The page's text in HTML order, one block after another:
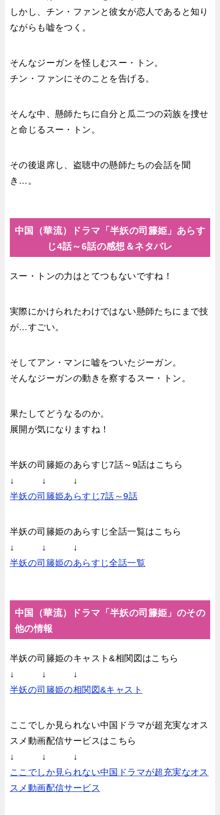
しかし、チン・ファンと彼女が恋人であると知り
ながらも嘘をつく。
そんなジーガンを怪しむスー・トン。
チン・ファンにそのことを告げる。
そんな中、懸師たちに自分と瓜二つの苅族を捜せ
と命じるスー・トン。
その後退席し、盗聴中の懸師たちの会話を聞
き…。
中国（華流）ドラマ「半妖の司籐姫」あらす
じ4話～6話の感想＆ネタバレ
スー・トンの力はとてつもないですね！
実際にかけられたわけではない懸師たちにまで技
が…すごい。
そしてアン・マンに嘘をついたジーガン。
そんなジーガンの動きを察するスー・トン。
果たしてどうなるのか。
展開が気になりますね！
半妖の司籐姫のあらすじ7話～9話はこちら
↓ ↓ ↓
半妖の司籐姫あらすじ7話～9話
半妖の司籐姫のあらすじ全話一覧はこちら
↓ ↓ ↓
半妖の司籐姫のあらすじ全話一覧
中国（華流）ドラマ「半妖の司籐姫」のその
他の情報
半妖の司籐姫のキャスト&相関図はこちら
↓ ↓ ↓
半妖の司籐姫の相関図&キャスト
ここでしか見られない中国ドラマが超充実なオス
スメ動画配信サービスはこちら
↓ ↓ ↓
ここでしか見られない中国ドラマが超充実なオス
スメ動画配信サービス